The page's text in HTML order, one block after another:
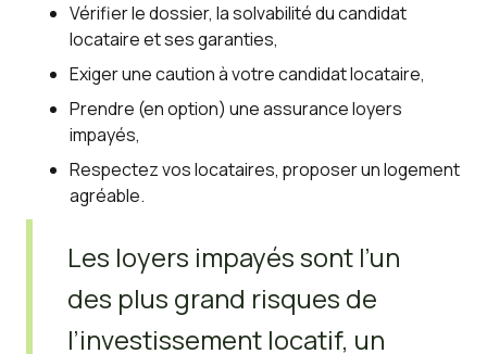
Vérifier le dossier, la solvabilité du candidat
locataire et ses garanties,
Exiger une caution à votre candidat locataire,
Prendre (en option) une assurance loyers
impayés,
Respectez vos locataires, proposer un logement
agréable.
Les loyers impayés sont l’un
des plus grand risques de
l’investissement locatif, un